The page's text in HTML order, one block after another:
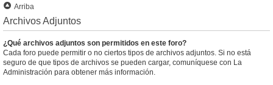
Arriba
Archivos Adjuntos
¿Qué archivos adjuntos son permitidos en este foro?
Cada foro puede permitir o no ciertos tipos de archivos adjuntos. Si no está
seguro de que tipos de archivos se pueden cargar, comuníquese con La
Administración para obtener más información.